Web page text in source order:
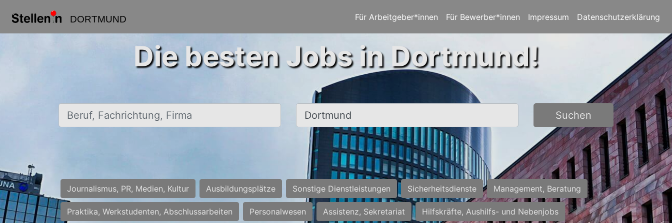
DORTMUND Für Arbeitgeber*innen Für Bewerber*innen Impressum Datenschutzerklärung
Die besten Jobs in Dortmund!
Beruf, Fachrichtung, Firma Ort, Stadt Suchen
Journalismus, PR, Medien, Kultur Ausbildungsplätze Sonstige Dienstleistungen Sicherheitsdienste Management, Beratung
Praktika, Werkstudenten, Abschlussarbeiten Personalwesen Assistenz, Sekretariat Hilfskräfte, Aushilfs- und Nebenjobs